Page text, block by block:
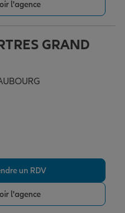
vie
l'agence
GRAND
un RDV
l'agence